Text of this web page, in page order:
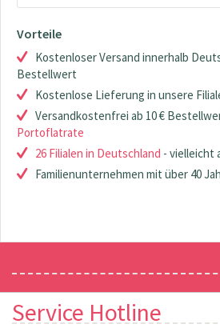
Vorteile
Kostenloser Versand innerhalb
Bestellwert
Kostenlose Lieferung in unsere
Versandkostenfrei ab 10 €
Portoflatrate
26 Filialen in Deutschland - vielleicht
Familienunternehmen mit über 40
Service Hotline